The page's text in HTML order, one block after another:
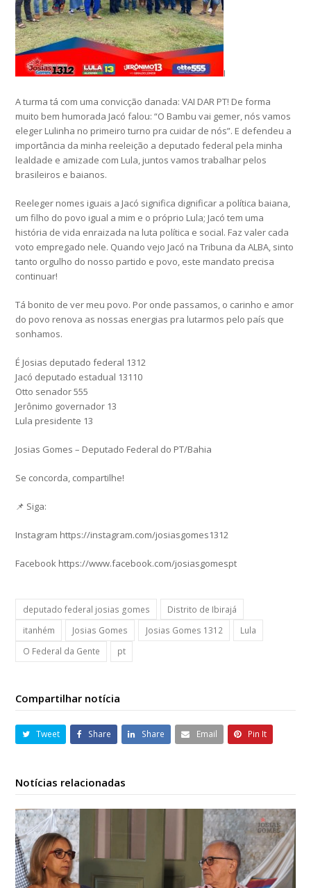
I
A turma tá com uma convicção danada: VAI DAR PT! De forma
muito bem humorada Jacó falou: “O Bambu vai gemer, nós vamos
eleger Lulinha no primeiro turno pra cuidar de nós”. E defendeu a
importância da minha reeleição a deputado federal pela minha
lealdade e amizade com Lula, juntos vamos trabalhar pelos
brasileiros e baianos.
Reeleger nomes iguais a Jacó significa dignificar a política baiana,
um filho do povo igual a mim e o próprio Lula; Jacó tem uma
história de vida enraizada na luta política e social. Faz valer cada
voto empregado nele. Quando vejo Jacó na Tribuna da ALBA, sinto
tanto orgulho do nosso partido e povo, este mandato precisa
continuar!
Tá bonito de ver meu povo. Por onde passamos, o carinho e amor
do povo renova as nossas energias pra lutarmos pelo país que
sonhamos.
É Josias deputado federal 1312
Jacó deputado estadual 13110
Otto senador 555
Jerônimo governador 13
Lula presidente 13
Josias Gomes – Deputado Federal do PT/Bahia
Se concorda, compartilhe!
📌 Siga:
Instagram https://instagram.com/josiasgomes1312
Facebook https://www.facebook.com/josiasgomespt
deputado federal josias gomes
Distrito de Ibirajá
itanhém
Josias Gomes Josias Gomes 1312
Lula
O Federal da Gente
pt
Compartilhar notícia
Tweet Share Share Email Pin It
Notícias relacionadas